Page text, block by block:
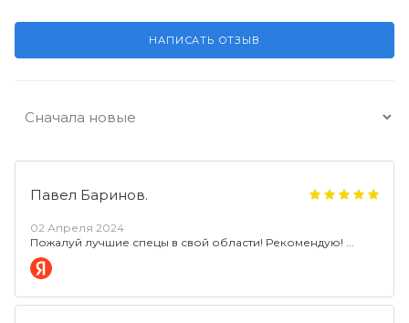
НАПИСАТЬ ОТЗЫВ
Павел Баринов.
02 Апреля 2024
Пожалуй лучшие спецы в свой области! Рекомендую!